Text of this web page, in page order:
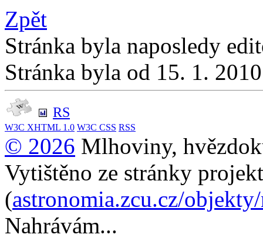
Zpět
Stránka byla naposledy
Stránka byla od 15. 1.
RS
W3C XHTML 1.0 W3C CSS RSS
© 2026 Mlhoviny,
Vytištěno ze stránky
(astronomia.zcu.cz/
Nahrávám...